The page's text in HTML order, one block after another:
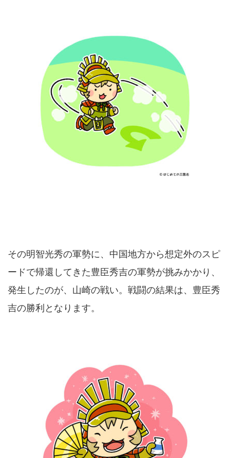
その明智光秀の軍勢に、中国地方から想定外のスピ
ードで帰還してきた豊臣秀吉の軍勢が挑みかかり、
発生したのが、山崎の戦い。戦闘の結果は、豊臣秀
吉の勝利となります。